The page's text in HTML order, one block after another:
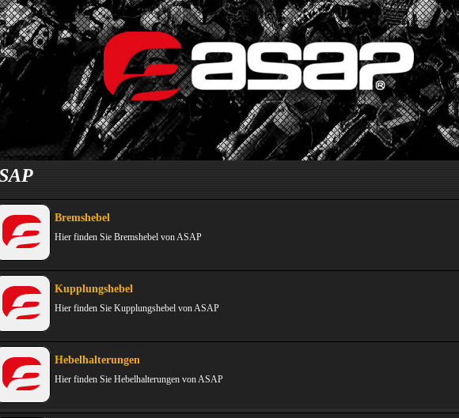
Bremshebel
Hier finden Sie Bremshebel von ASAP
Kupplungshebel
Hier finden Sie Kupplungshebel von ASAP
Hebelhalterungen
Hier finden Sie Hebelhalterungen von ASAP